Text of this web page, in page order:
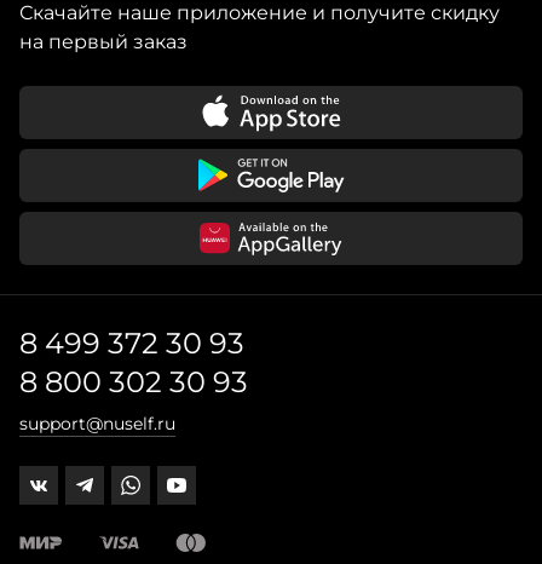
Скачайте наше приложение и получите скидку
на первый заказ
8 499 372 30 93
8 800 302 30 93
support@nuself.ru